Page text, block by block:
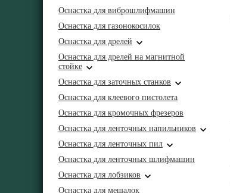
Оснастка для виброшлифмашин
Оснастка для газонокосилок
Оснастка для дрелей
Оснастка для дрелей на магнитной
стойке
Оснастка для заточных станков
Оснастка для клеевого пистолета
Оснастка для кромочных фрезеров
Оснастка для ленточных напильников
Оснастка для ленточных пил
Оснастка для ленточных шлифмашин
Оснастка для лобзиков
Оснастка для мешалок